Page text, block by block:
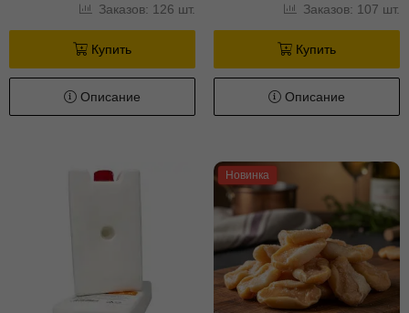
Заказов: 126 шт.
Купить
Описание
Заказов: 107 шт.
Купить
Описание
Новинка